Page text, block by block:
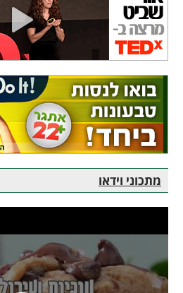
מתכוני וידאו